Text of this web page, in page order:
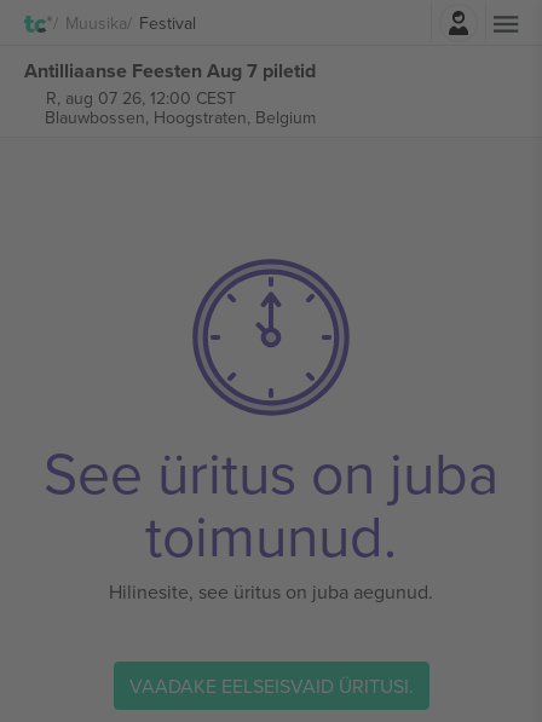
Muusika Festival
Antilliaanse Feesten Aug 7 piletid
R, aug 07 26, 12:00 CEST
Blauwbossen, Hoogstraten, Belgium
See üritus on juba
toimunud.
Hilinesite, see üritus on juba aegunud.
VAADAKE EELSEISVAID ÜRITUSI.